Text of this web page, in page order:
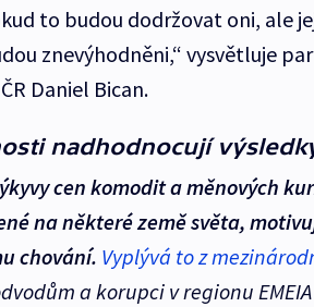
to budou dodržovat oni, ale
znevýhodněni,“ vysvětluje
Daniel Bican.
nadhodnocují
cen komodit a měnových
na některé země světa,
chování. Vyplývá to z
a korupci v regionu